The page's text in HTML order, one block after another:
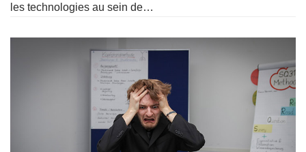
les technologies au sein de…